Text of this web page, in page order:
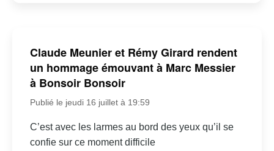
Claude Meunier et Rémy Girard rendent
un hommage émouvant à Marc Messier
à Bonsoir Bonsoir
Publié le jeudi 16 juillet à 19:59
C’est avec les larmes au bord des yeux qu’il se
confie sur ce moment difficile